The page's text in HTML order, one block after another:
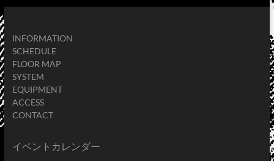
INFORMATION
SCHEDULE
FLOOR MAP
SYSTEM
EQUIPMENT
ACCESS
CONTACT
イベントカレンダー